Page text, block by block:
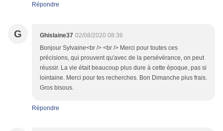
Répondre
G Ghislaine37 02/08/2020 08:36
Bonjour Sylvaine<br /> <br /> Merci pour toutes ces
précisions, qui prouvent qu'avec de la persévérance, on peut
réussir. La vie était beaucoup plus dure à cette époque, pas si
lointaine. Merci pour tes recherches. Bon Dimanche plus frais.
Gros bisous.
Répondre